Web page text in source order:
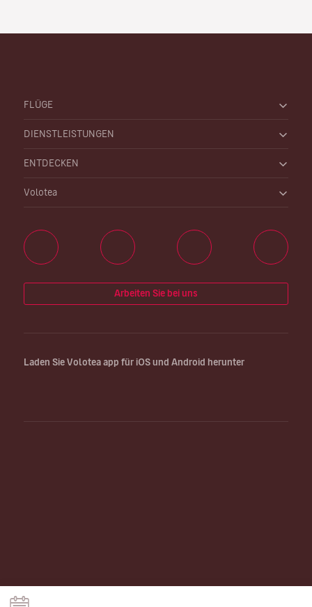
FLÜGE
DIENSTLEISTUNGEN
ENTDECKEN
Volotea
Arbeiten Sie bei uns
Laden Sie Volotea app für iOS und Android herunter